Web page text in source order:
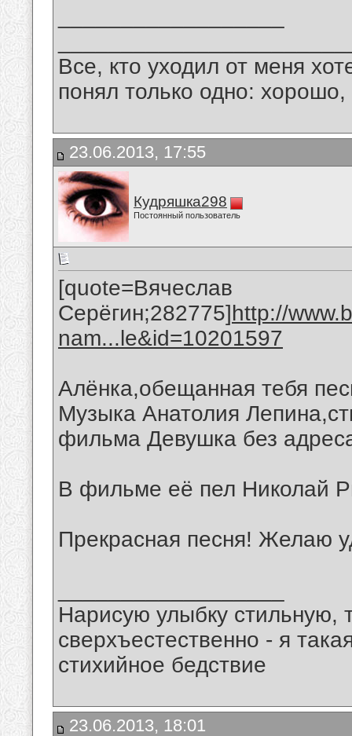
Все, кто уходил от меня
понял только одно:
23.06.2013, 17:55
Кудряшка298
Постоянный пользователь
[quote=Вячеслав
Серёгин;282775]http://
nam...le&id=10201597
Алёнка,обещанная тебя
Музыка Анатолия
фильма Девушка без
В фильме её пел Николай
Прекрасная песня! Желаю
Нарисую улыбку стильную,
сверхъестественно - я
стихийное бедствие
23.06.2013, 18:01